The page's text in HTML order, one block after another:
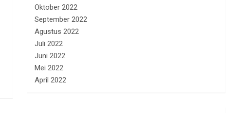
Oktober 2022
September 2022
Agustus 2022
Juli 2022
Juni 2022
Mei 2022
April 2022